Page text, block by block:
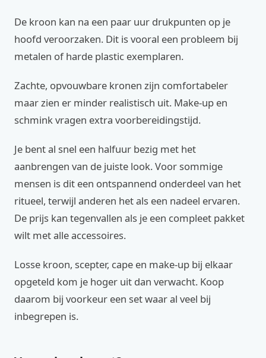
De kroon kan na een paar uur drukpunten op je
hoofd veroorzaken. Dit is vooral een probleem bij
metalen of harde plastic exemplaren.
Zachte, opvouwbare kronen zijn comfortabeler
maar zien er minder realistisch uit. Make-up en
schmink vragen extra voorbereidingstijd.
Je bent al snel een halfuur bezig met het
aanbrengen van de juiste look. Voor sommige
mensen is dit een ontspannend onderdeel van het
ritueel, terwijl anderen het als een nadeel ervaren.
De prijs kan tegenvallen als je een compleet pakket
wilt met alle accessoires.
Losse kroon, scepter, cape en make-up bij elkaar
opgeteld kom je hoger uit dan verwacht. Koop
daarom bij voorkeur een set waar al veel bij
inbegrepen is.